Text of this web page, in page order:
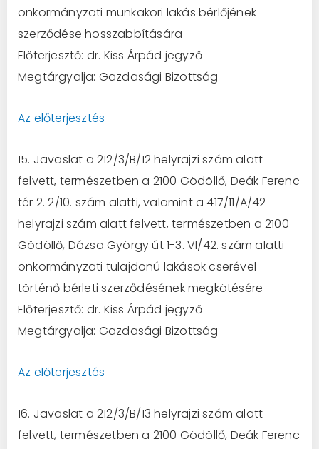
önkormányzati munkaköri lakás bérlőjének
szerződése hosszabbítására
Előterjesztő: dr. Kiss Árpád jegyző
Megtárgyalja: Gazdasági Bizottság
Az előterjesztés
15. Javaslat a 212/3/B/12 helyrajzi szám alatt
felvett, természetben a 2100 Gödöllő, Deák Ferenc
tér 2. 2/10. szám alatti, valamint a 417/11/A/42
helyrajzi szám alatt felvett, természetben a 2100
Gödöllő, Dózsa György út 1-3. VI/42. szám alatti
önkormányzati tulajdonú lakások cserével
történő bérleti szerződésének megkötésére
Előterjesztő: dr. Kiss Árpád jegyző
Megtárgyalja: Gazdasági Bizottság
Az előterjesztés
16. Javaslat a 212/3/B/13 helyrajzi szám alatt
felvett, természetben a 2100 Gödöllő, Deák Ferenc